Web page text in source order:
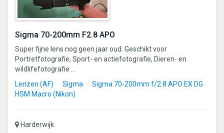
Sigma 70-200mm F2.8 APO
Super fijne lens nog geen jaar oud. Geschikt voor
Portretfotografie, Sport- en actiefotografie, Dieren- en
wildlifefotografie ...
Lenzen (AF)
Sigma
Sigma 70-200mm f/2.8 APO EX DG
HSM Macro (Nikon)
Harderwijk